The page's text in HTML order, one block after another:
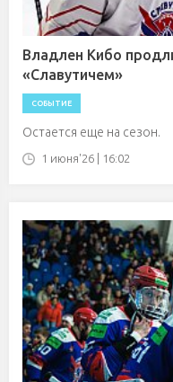
Владлен Кибо
«Славутичем»
СОБЫТИЕ
Остается еще на сезон.
1 июня'26 | 16:02